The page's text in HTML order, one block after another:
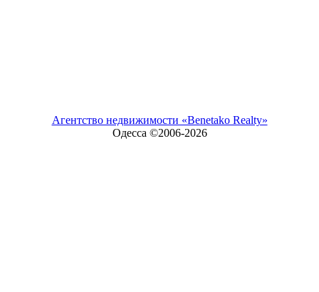
Агентство недвижимости «Benetako Realty»
Одесса ©2006-2026